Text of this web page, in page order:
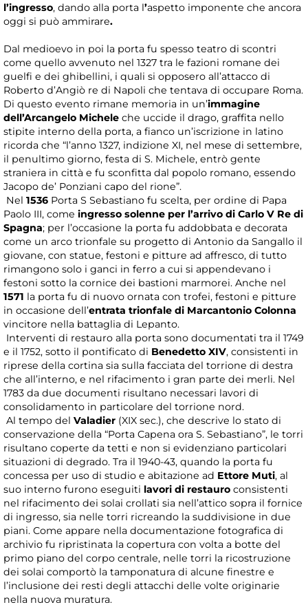
l’ingresso, dando alla porta l’aspetto imponente che ancora
oggi si può ammirare.
Dal medioevo in poi la porta fu spesso teatro di scontri
come quello avvenuto nel 1327 tra le fazioni romane dei
guelfi e dei ghibellini, i quali si opposero all’attacco di
Roberto d’Angiò re di Napoli che tentava di occupare Roma.
Di questo evento rimane memoria in un’immagine
dell’Arcangelo Michele che uccide il drago, graffita nello
stipite interno della porta, a fianco un’iscrizione in latino
ricorda che “l’anno 1327, indizione XI, nel mese di settembre,
il penultimo giorno, festa di S. Michele, entrò gente
straniera in città e fu sconfitta dal popolo romano, essendo
Jacopo de’ Ponziani capo del rione”.
Nel 1536 Porta S Sebastiano fu scelta, per ordine di Papa
Paolo III, come ingresso solenne per l’arrivo di Carlo V Re di
Spagna; per l’occasione la porta fu addobbata e decorata
come un arco trionfale su progetto di Antonio da Sangallo il
giovane, con statue, festoni e pitture ad affresco, di tutto
rimangono solo i ganci in ferro a cui si appendevano i
festoni sotto la cornice dei bastioni marmorei. Anche nel
1571 la porta fu di nuovo ornata con trofei, festoni e pitture
in occasione dell’entrata trionfale di Marcantonio Colonna
vincitore nella battaglia di Lepanto.
Interventi di restauro alla porta sono documentati tra il 1749
e il 1752, sotto il pontificato di Benedetto XIV, consistenti in
riprese della cortina sia sulla facciata del torrione di destra
che all’interno, e nel rifacimento i gran parte dei merli. Nel
1783 da due documenti risultano necessari lavori di
consolidamento in particolare del torrione nord.
Al tempo del Valadier (XIX sec.), che descrive lo stato di
conservazione della “Porta Capena ora S. Sebastiano”, le torri
risultano coperte da tetti e non si evidenziano particolari
situazioni di degrado. Tra il 1940-43, quando la porta fu
concessa per uso di studio e abitazione ad Ettore Muti, al
suo interno furono eseguiti lavori di restauro consistenti
nel rifacimento dei solai crollati sia nell’attico sopra il fornice
di ingresso, sia nelle torri ricreando la suddivisione in due
piani. Come appare nella documentazione fotografica di
archivio fu ripristinata la copertura con volta a botte del
primo piano del corpo centrale, nelle torri la ricostruzione
dei solai comportò la tamponatura di alcune finestre e
l’inclusione dei resti degli attacchi delle volte originarie
nella nuova muratura.